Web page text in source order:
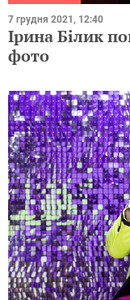
7 грудня 2021, 12:40
Ірина Білик
фото